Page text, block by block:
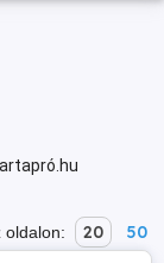
oldalon: 20 50